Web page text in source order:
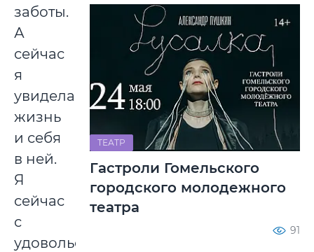
заботы.
А
сейчас
я
увидела
жизнь
и себя
в ней.
Я
сейчас
с
удовольствием
ТЕАТР
Гастроли Гомельского
городского молодежного
театра
91